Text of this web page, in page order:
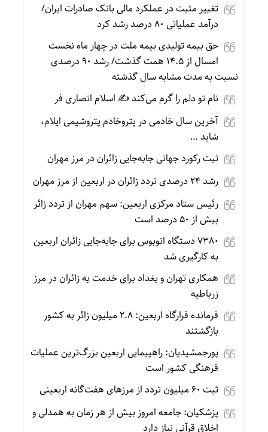
تغییر مثبت در عملکرد مالی بانک صادرات ایران/
درآمد عملیاتی ۸۰ درصد رشد کرد
حق بیمه تولیدی بیمه ملت در چهار ماه نخست
امسال از ۱۴.۵ همت گذشت/ رشد ۹۰ درصدی
نسبت به مدت مشابه سال گذشته
نام تو دلم را گرم می‌کند ✍️ اسلام انصاری فر
آخرین سال خادمی در پتروخادم پتروشیمی ایلام،
شاید …
ثبت رکورد جهانی جابه‌جایی زائران در مرز مهران
رشد ۲۴ درصدی تردد زائران در اربعین از مرز مهران
رئیس ستاد مرکزی اربعین: سهم مهران از تردد زائر
بیش از ۵۰ درصد است
۷۳۸۰ دستگاه اتوبوس برای جابه‌جایی زائران اربعین
به‌ کارگیری شد
همکاری تهران و بغداد برای خدمت به زائران در مرز
زرباطیه
فرمانده قرارگاه اربعین: ۲.۸ میلیون زائر به کشور
بازگشتند
پورجمشیدیان: راهپیمایی اربعین بزرگ‌ترین عملیات
فرهنگی کشور است
ثبت ۶۰ میلیون تردد از مرزهای هفت‌گانه اربعینی
پزشکیان: جامعه امروز بیش از هر زمان به همدلی و
اخلاق قرآنی نیاز دارد